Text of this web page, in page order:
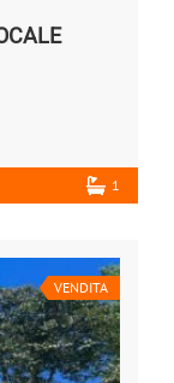
1
VENDITA